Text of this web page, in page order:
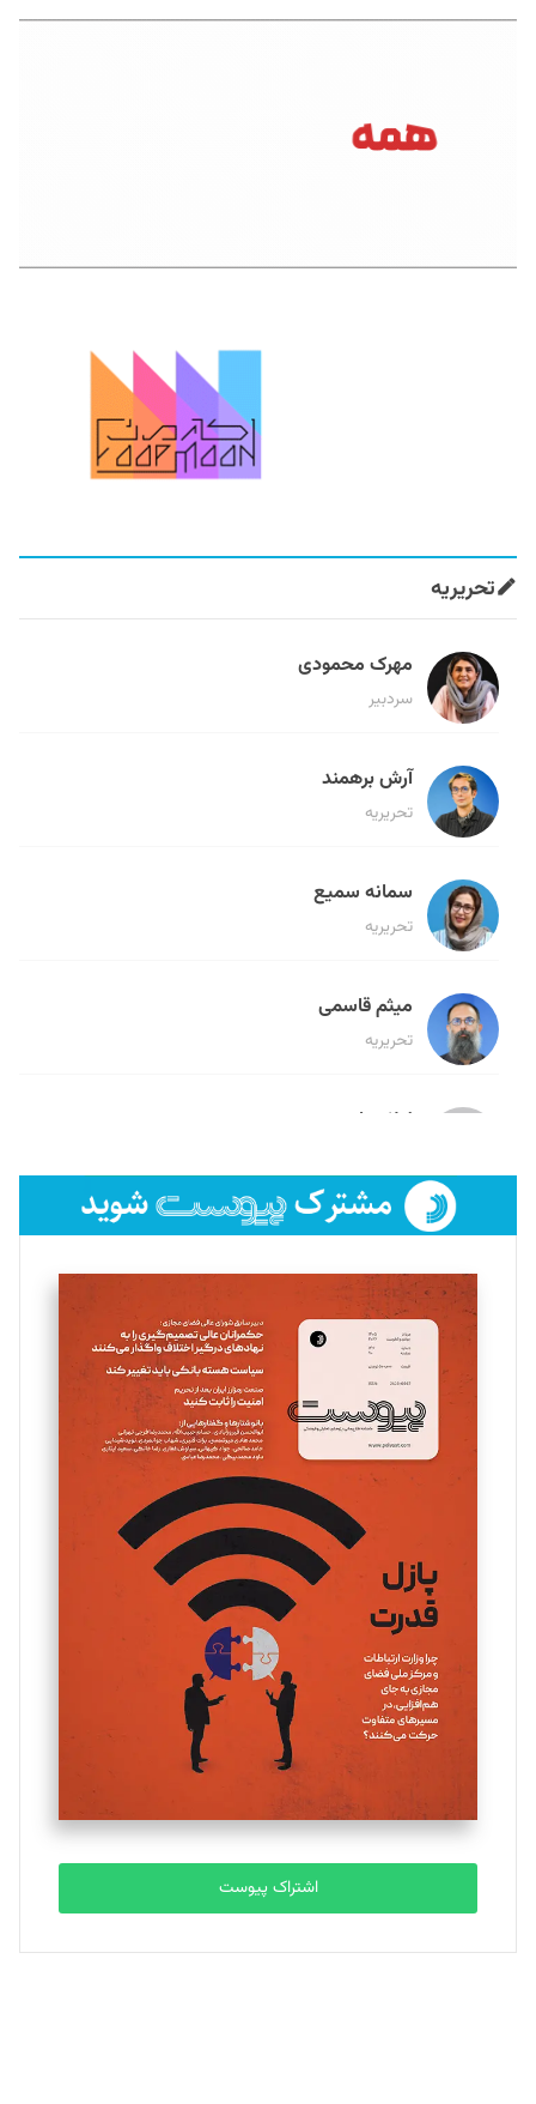
تحریریه
مهرک محمودی
سردبیر
آرش برهمند
تحریریه
سمانه سمیع
تحریریه
میثم قاسمی
تحریریه
لیلا حنارود
فائزه فتحی رستمی
تحریریه
سروش کرمیان
تحریریه
مینا پاکدل
یسنا امان‌پور
تحریریه
ملینا جعفری
تحریریه
مصطفی مسجدی آرانی
تحریریه
بابک نقاش
تحریریه
اشتراک پیوست